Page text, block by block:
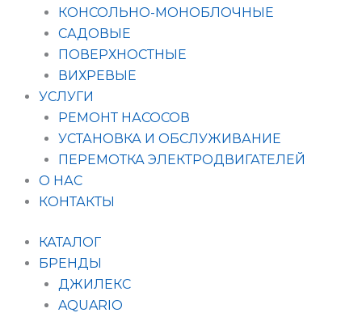
КОНСОЛЬНО-МОНОБЛОЧНЫЕ
САДОВЫЕ
ПОВЕРХНОСТНЫЕ
ВИХРЕВЫЕ
УСЛУГИ
РЕМОНТ НАСОСОВ
УСТАНОВКА И ОБСЛУЖИВАНИЕ
ПЕРЕМОТКА ЭЛЕКТРОДВИГАТЕЛЕЙ
О НАС
КОНТАКТЫ
КАТАЛОГ
БРЕНДЫ
ДЖИЛЕКС
AQUARIO